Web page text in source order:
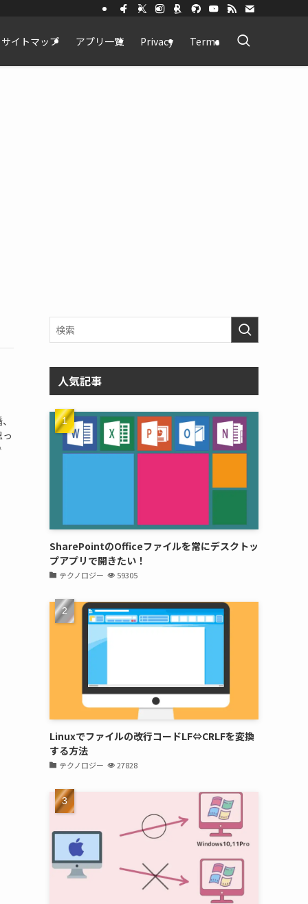
サイトマップ アプリ一覧 Privacy Terms
人気記事
SharePointのOfficeファイルを常にデスクトッ
プアプリで開きたい！
テクノロジー 59305
Linuxでファイルの改行コードLF⇔CRLFを変換
する方法
テクノロジー 27828